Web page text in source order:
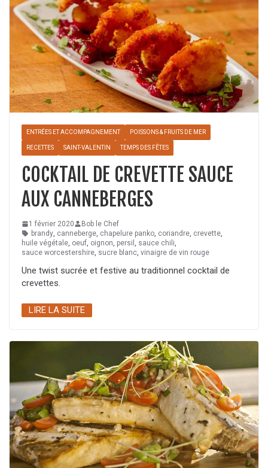
ENTRÉES ET ACCOMPAGNEMENT POISSONS & FRUITS DE MER
RECETTES SAINT-VALENTIN TEMPS DES FÊTES
COCKTAIL DE CREVETTE SAUCE
AUX CANNEBERGES
1 février 2020
Bob le Chef
brandy, canneberge, chapelure panko, coriandre, crevette,
huile végétale, oeuf, oignon, persil , sauce chili,
sauce worcestershire, sucre blanc, vinaigre de vin rouge
Une twist sucrée et festive au traditionnel cocktail de
crevettes.
LIRE LA SUITE